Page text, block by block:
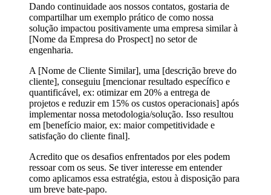
Dando continuidade aos nossos contatos, gostaria de
compartilhar um exemplo prático de como nossa
solução impactou positivamente uma empresa similar à
[Nome da Empresa do Prospect] no setor de
engenharia.
A [Nome de Cliente Similar], uma [descrição breve do
cliente], conseguiu [mencionar resultado específico e
quantificável, ex: otimizar em 20% a entrega de
projetos e reduzir em 15% os custos operacionais] após
implementar nossa metodologia/solução. Isso resultou
em [benefício maior, ex: maior competitividade e
satisfação do cliente final].
Acredito que os desafios enfrentados por eles podem
ressoar com os seus. Se tiver interesse em entender
como aplicamos essa estratégia, estou à disposição para
um breve bate-papo.